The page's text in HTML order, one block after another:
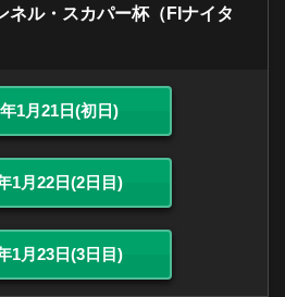
ネル・スカパー杯（FIナイタ
1月21日(初日)
1月22日(2日目)
1月23日(3日目)